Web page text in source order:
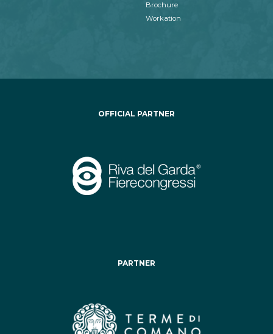
Brochure
Workation
OFFICIAL PARTNER
PARTNER